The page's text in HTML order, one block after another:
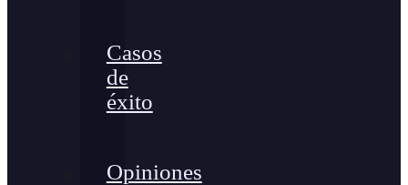
Casos
de
éxito
Opiniones